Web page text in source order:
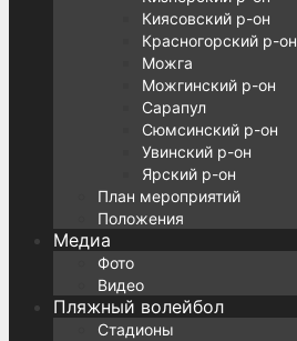
Киясовский р-он
Красногорский р-он
Можга
Можгинский р-он
Сарапул
Сюмсинский р-он
Увинский р-он
Ярский р-он
План мероприятий
Положения
Медиа
Фото
Видео
Пляжный волейбол
Стадионы